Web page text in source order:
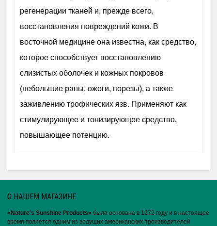
регенерации тканей и, прежде всего,
восстановления повреждений кожи. В
восточной медицине она известна, как средство,
которое способствует восстановлению
слизистых оболочек и кожных покровов
(небольшие раны, ожоги, порезы), а также
заживлению трофических язв. Применяют как
стимулирующее и тонизирующее средство,
повышающее потенцию.
О НАШЕМ МАГАЗИНЕ
«Nature′s Sunshine Products» была основана в 1972 году и в настоящее
время является одним из ведущих американских производителей